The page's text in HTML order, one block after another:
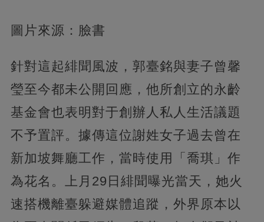
圖片來源：臉書
針對這起緋聞風波，郭臺銘與妻子曾馨
瑩至今都未公開回應，他所創立的永齡
基金會也表明對于創辦人私人生活議題
不予置評。據傳這位謝姓女子過去曾在
新加坡舞廳工作，當時使用「喬琪」作
為花名。上月29日緋聞曝光當天，她火
速搭機離臺躲避媒體追蹤，外界原本以